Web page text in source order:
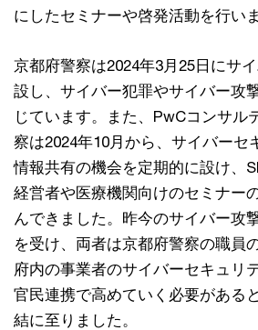
にしたセミナーや啓発活動を行いま
京都府警察は2024年3月25日にサ
設し、サイバー犯罪やサイバー攻
じています。また、PwCコンサル
察は2024年10月から、サイバーセ
情報共有の機会を定期的に設け、
経営者や医療機関向けのセミナー
んできました。昨今のサイバー攻
を受け、両者は京都府警察の職員
府内の事業者のサイバーセキュリ
官民連携で高めていく必要がある
結に至りました。